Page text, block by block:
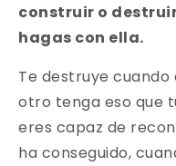
construir o
hagas con ella.
Te destruye cuando
otro tenga eso que
eres capaz de
ha conseguido,